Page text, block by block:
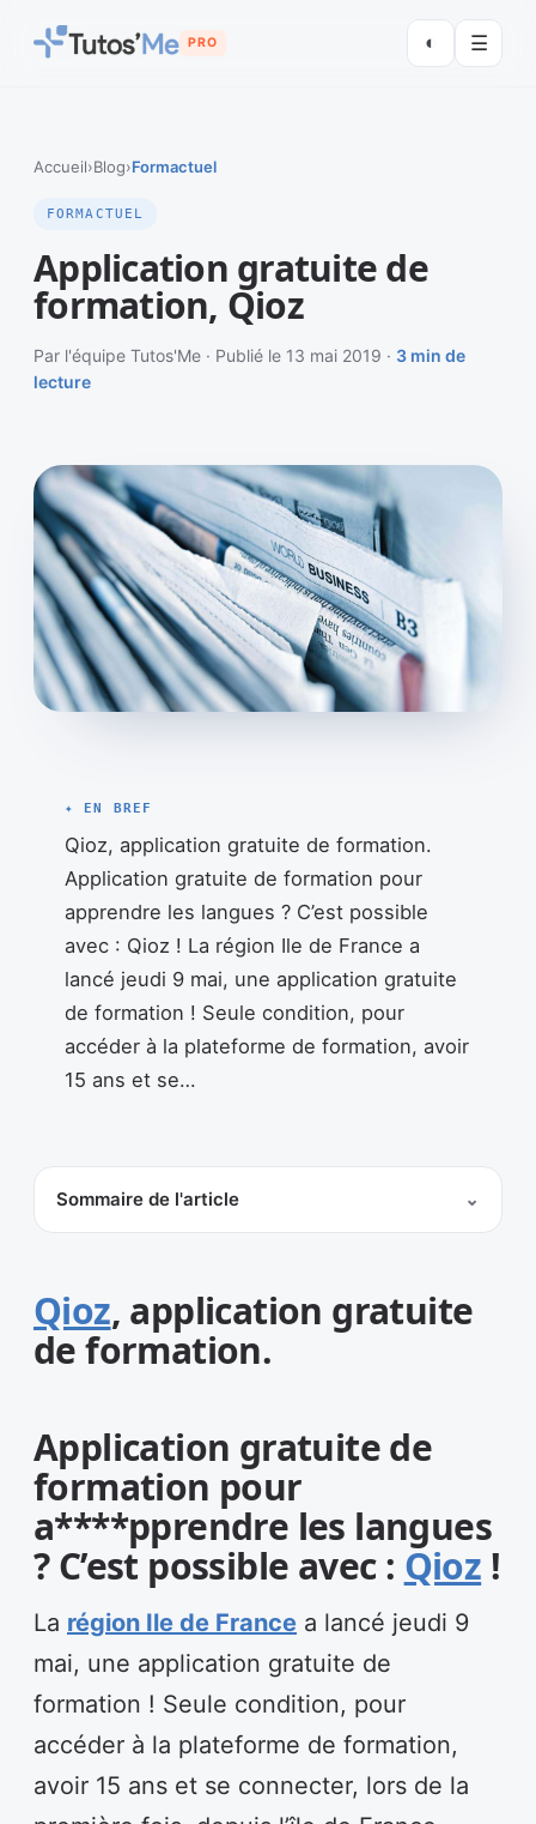
PRO ◐ ☰
Accueil›Blog›Formactuel
FORMACTUEL
Application gratuite de
formation, Qioz
Par l'équipe Tutos'Me · Publié le 13 mai 2019 · 3 min de
lecture
✦ EN BREF
Qioz, application gratuite de formation.
Application gratuite de formation pour
apprendre les langues ? C’est possible
avec : Qioz ! La région Ile de France a
lancé jeudi 9 mai, une application gratuite
de formation ! Seule condition, pour
accéder à la plateforme de formation, avoir
15 ans et se…
Sommaire de l'article
Qioz, application gratuite
de formation.
Application gratuite de
formation pour
a****pprendre les langues
? C’est possible avec : Qioz !
La région Ile de France a lancé jeudi 9
mai, une application gratuite de
formation ! Seule condition, pour
accéder à la plateforme de formation,
avoir 15 ans et se connecter, lors de la